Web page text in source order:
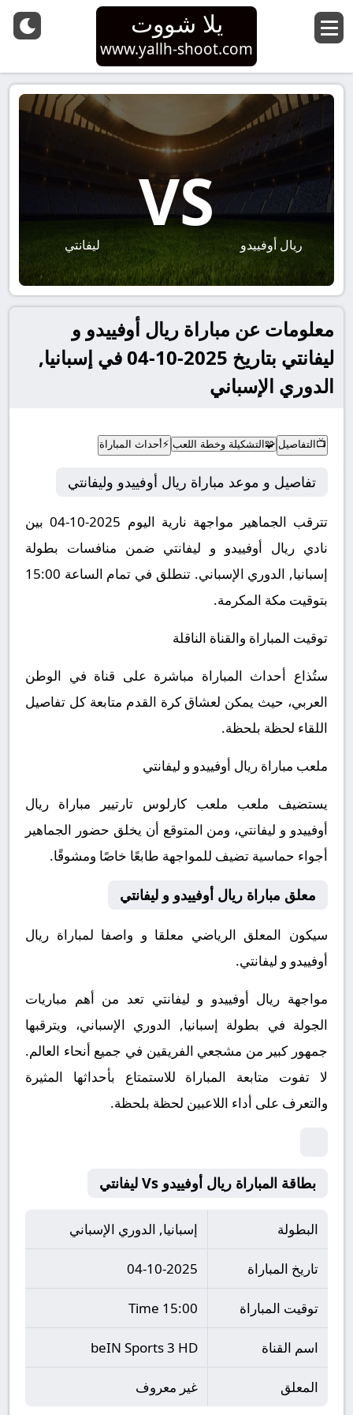
يلا شووت
www.yallh-shoot.com
ريال أوفييدو
VS
ليفانتي
معلومات عن مباراة ريال أوفييدو و
ليفانتي بتاريخ 2025-10-04 في إسبانيا,
الدوري الإسباني
📺 التفاصيل 🧩 التشكيلة وخطة اللعب ⚡ أحداث المباراة
تفاصيل و موعد مباراة ريال أوفييدو وليفانتي
تترقب الجماهير مواجهة نارية اليوم 2025-10-04 بين
نادي ريال أوفييدو و ليفانتي ضمن منافسات بطولة
إسبانيا, الدوري الإسباني.
تنطلق في تمام الساعة 15:00
بتوقيت مكة المكرمة.
توقيت المباراة والقناة الناقلة
ستُذاع أحداث المباراة مباشرة على قناة في الوطن
العربي، حيث يمكن لعشاق كرة القدم متابعة كل تفاصيل
اللقاء لحظة بلحظة.
ملعب مباراة ريال أوفييدو و ليفانتي
يستضيف ملعب ملعب كارلوس تارتيير مباراة ريال
أوفييدو و ليفانتي، ومن المتوقع أن يخلق حضور الجماهير
أجواء حماسية تضيف للمواجهة طابعًا خاصًا ومشوقًا.
معلق مباراة ريال أوفييدو و ليفانتي
سيكون المعلق الرياضي معلقا و واصفا لمباراة ريال
أوفييدو و ليفانتي.
مواجهة ريال أوفييدو و ليفانتي تعد من أهم مباريات
الجولة في بطولة إسبانيا, الدوري الإسباني، ويترقبها
جمهور كبير من مشجعي الفريقين في جميع أنحاء العالم.
لا تفوت متابعة المباراة للاستمتاع بأحداثها المثيرة
والتعرف على أداء اللاعبين لحظة بلحظة.
بطاقة المباراة ريال أوفييدو Vs ليفانتي
البطولة إسبانيا, الدوري الإسباني
تاريخ المباراة 04-10-2025
توقيت المباراة 15:00 Time
اسم القناة beIN Sports 3 HD
المعلق غير معروف